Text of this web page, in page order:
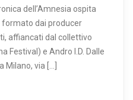
dell’Amnesia ospita
formato dai producer
affiancati dal collettivo
Festival) e Andro I.D. Dalle
Milano, via […]